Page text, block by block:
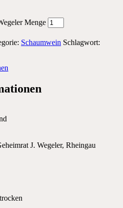
Menge
Schaumwein Schlagwort:
J. Wegeler, Rheingau